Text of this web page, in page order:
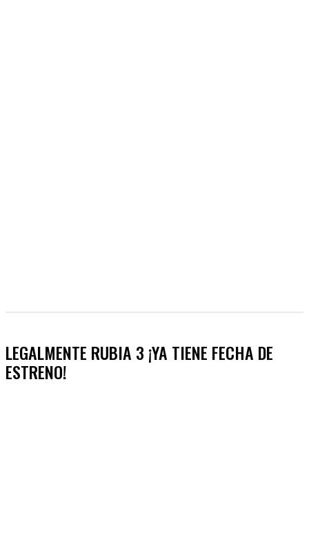
LEGALMENTE RUBIA 3 ¡YA TIENE FECHA DE
ESTRENO!